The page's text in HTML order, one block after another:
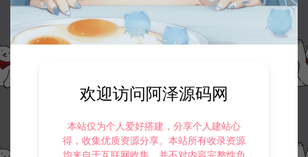
欢迎访问阿泽源码网
本站仅为个人爱好搭建，分享个人建站心
得，收集优质资源分享。本站所有收录资源
均来自于互联网收集，并不对内容完整性负